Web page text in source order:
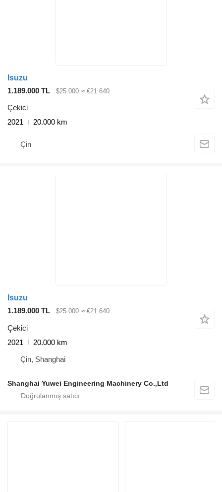
Isuzu
1.189.000 TL
$25.000 ≈ €21.640
Çekici
2021
20.000 km
Çin
Isuzu
1.189.000 TL
$25.000 ≈ €21.640
Çekici
2021
20.000 km
Çin, Shanghai
Shanghai Yuwei Engineering Machinery Co.,Ltd